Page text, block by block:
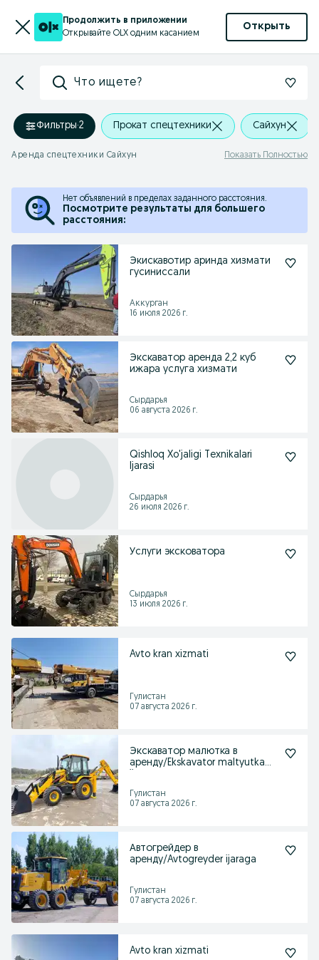
Продолжить в приложении
Открывайте OLX одним касанием
Открыть
Что ищете?
Фильтры·2 Прокат спецтехники Сайхун
Аренда спецтехники Сайхун Показать Полностью
Нет объявлений в пределах заданного расстояния.
Посмотрите результаты для большего
расстояния:
Экискавотир аринда хизмати
гусиниссали
Аккурган
16 июля 2026 г.
Экскаватор аренда 2,2 куб
ижара услуга хизмати
Сырдарья
06 августа 2026 г.
Qishloq Xo'jaligi Texnikalari
Ijarasi
Сырдарья
26 июля 2026 г.
Услуги эксковатора
Сырдарья
13 июля 2026 г.
Avto kran xizmati
Гулистан
07 августа 2026 г.
Экскаватор малютка в
аренду/Ekskavator maltyutka
Гулистан
07 августа 2026 г.
Автогрейдер в
аренду/Avtogreyder ijaraga
Гулистан
07 августа 2026 г.
Avto kran xizmati